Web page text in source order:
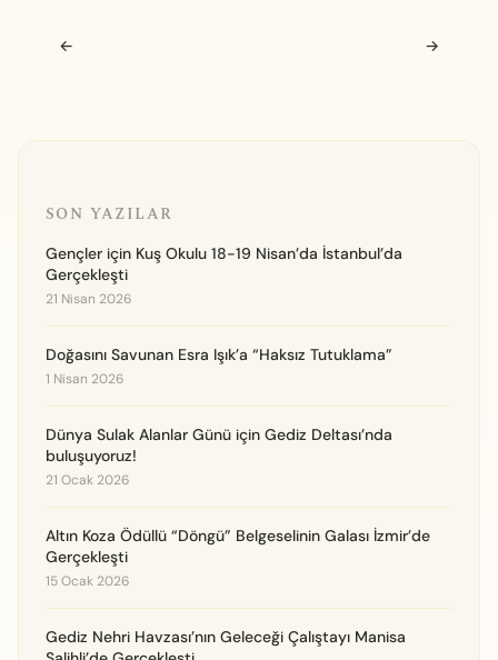
Navigasyon sonrası
← →
SON YAZILAR
Gençler için Kuş Okulu 18-19 Nisan’da İstanbul’da
Gerçekleşti
21 Nisan 2026
Doğasını Savunan Esra Işık’a “Haksız Tutuklama”
1 Nisan 2026
Dünya Sulak Alanlar Günü için Gediz Deltası’nda
buluşuyoruz!
21 Ocak 2026
Altın Koza Ödüllü “Döngü” Belgeselinin Galası İzmir’de
Gerçekleşti
15 Ocak 2026
Gediz Nehri Havzası’nın Geleceği Çalıştayı Manisa